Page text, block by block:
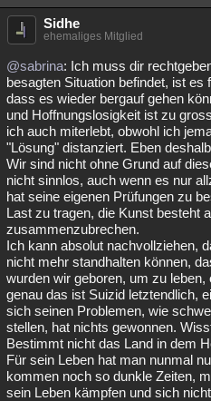
Sidhe
ehemaliges Mitglied
@sabrina: Ich muss dir
besagten Situation befindet, ist es
dass es wieder bergauf gehen
und Hoffnungslosigkeit ist zu
ich auch miterlebt, obwohl ich
"Lösung" distanziert. Eben
Wir sind nicht ohne Grund auf
nicht sinnlos, auch wenn es nur
hat seine eigenen Prüfungen zu
Last zu tragen, die Kunst besteht
zusammenzubrechen.
Ich kann absolut nachvollziehen,
nicht mehr standhalten können,
wurden wir geboren, um zu
genau das ist Suizid letztendlich,
sich seinen Problemen, wie
stellen, hat nichts gewonnen.
Bestimmt nicht das Land in dem
Für sein Leben hat man nunmal
kommen noch so dunkle Zeiten,
sein Leben kämpfen und sich